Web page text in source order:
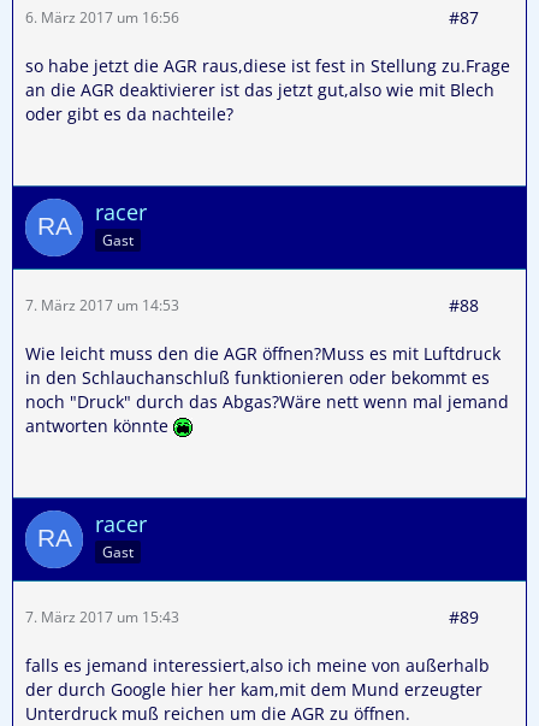
6. März 2017 um 16:56 #87
so habe jetzt die AGR raus,diese ist fest in Stellung zu.Frage
an die AGR deaktivierer ist das jetzt gut,also wie mit Blech
oder gibt es da nachteile?
racer
Gast
7. März 2017 um 14:53 #88
Wie leicht muss den die AGR öffnen?Muss es mit Luftdruck
in den Schlauchanschluß funktionieren oder bekommt es
noch "Druck" durch das Abgas?Wäre nett wenn mal jemand
antworten könnte
racer
Gast
7. März 2017 um 15:43 #89
falls es jemand interessiert,also ich meine von außerhalb
der durch Google hier her kam,mit dem Mund erzeugter
Unterdruck muß reichen um die AGR zu öffnen.